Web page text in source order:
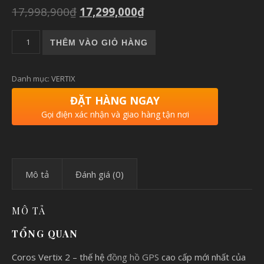
17,998,900₫ 17,299,000₫
VERTIX 2 |ĐỒNG HỒ CHẠY BỘ, THỂ THAO GPS COROS
THÊM VÀO GIỎ HÀNG
Danh mục: VERTIX
ĐẶT HÀNG NGAY
Gọi điện xác nhận và giao hàng tận nơi
Mô tả Đánh giá (0)
MÔ TẢ
TỔNG QUAN
Coros Vertix 2 – thế hệ đồng hồ GPS cao cấp mới nhất của